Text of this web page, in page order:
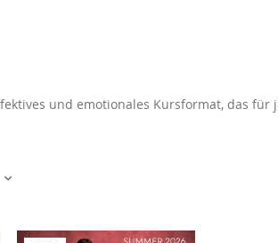
und emotionales Kursformat, das für